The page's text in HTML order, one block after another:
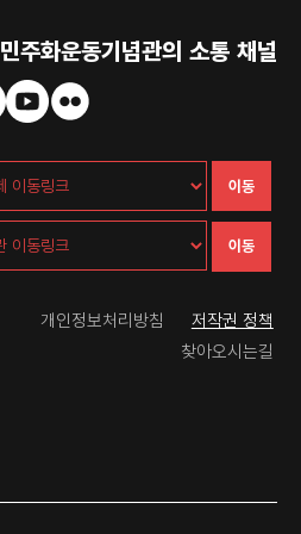
민주화운동기념관의 소통 채널
이동
이동
개인정보처리방침
저작권 정책
찾아오시는길